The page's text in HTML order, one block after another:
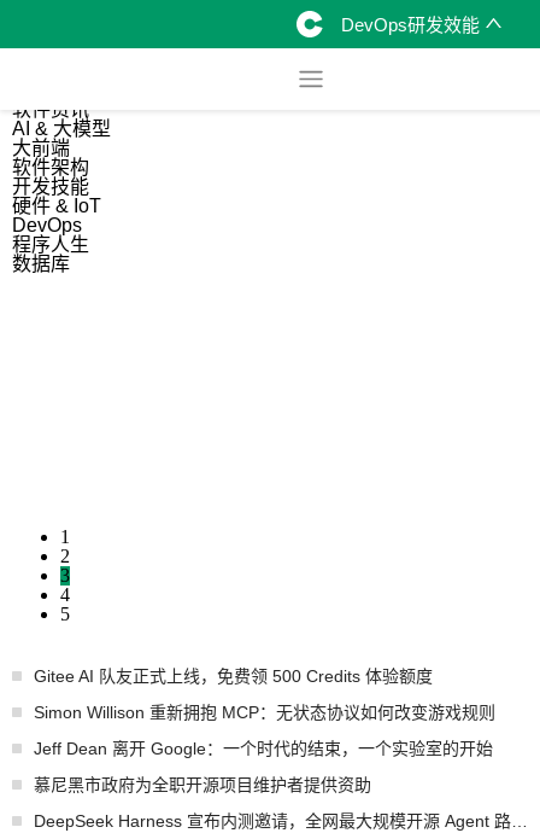
DevOps研发效能
软件资讯
AI & 大模型
大前端
软件架构
开发技能
硬件 & IoT
DevOps
程序人生
数据库
1
2
3
4
5
Gitee AI 队友正式上线，免费领 500 Credits 体验额度
Simon Willison 重新拥抱 MCP：无状态协议如何改变游戏规则
Jeff Dean 离开 Google：一个时代的结束，一个实验室的开始
慕尼黑市政府为全职开源项目维护者提供资助